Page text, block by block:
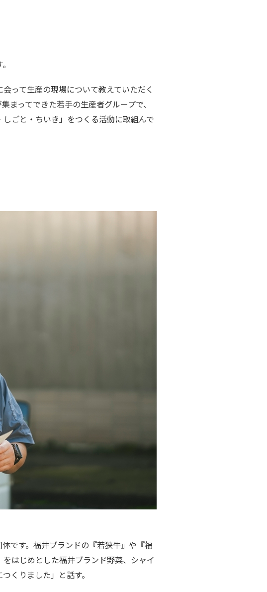
って生産の現場について教えていただく
まってできた若手の生産者グループで、
ごと・ちいき」をつくる活動に取組んで
です。福井ブランドの『若狭牛』や『福
はじめとした福井ブランド野菜、シャイ
くりました」と話す。